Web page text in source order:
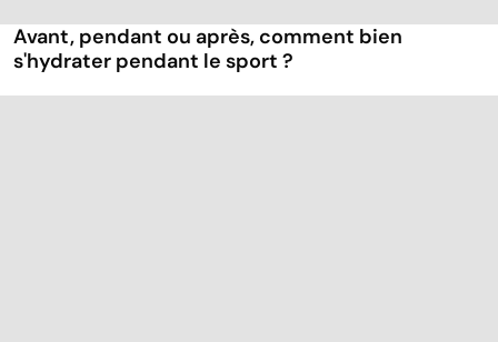
Avant, pendant ou après, comment bien
s'hydrater pendant le sport ?